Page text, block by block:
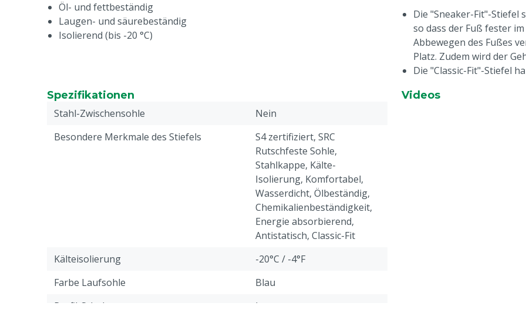
Öl- und fettbeständig
Laugen- und säurebeständig
Isolierend (bis -20 °C)
Die "Sneaker-Fit"-Stiefel
so dass der Fuß fester
Abbewegen des Fußes
Platz. Zudem wird der
Die "Classic-Fit"-Stiefel
sich daher leichter an-
Spezifikationen
Stahl-Zwischensohle
Nein
Besondere Merkmale des Stiefels
S4 zertifiziert, SRC
Rutschfeste Sohle,
Stahlkappe, Kälte-
Isolierung, Komfortabel,
Wasserdicht, Ölbeständig,
Chemikalienbeständigkeit,
Energie absorbierend,
Antistatisch, Classic-Fit
Kälteisolierung
-20°C / -4°F
Farbe Laufsohle
Blau
Profil-Schuhe
Ja
Videos